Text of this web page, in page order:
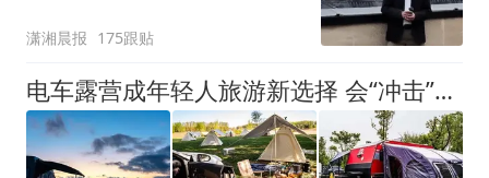
潇湘晨报 175跟贴
电车露营成年轻人旅游新选择 会“冲击”传统住宿业吗？